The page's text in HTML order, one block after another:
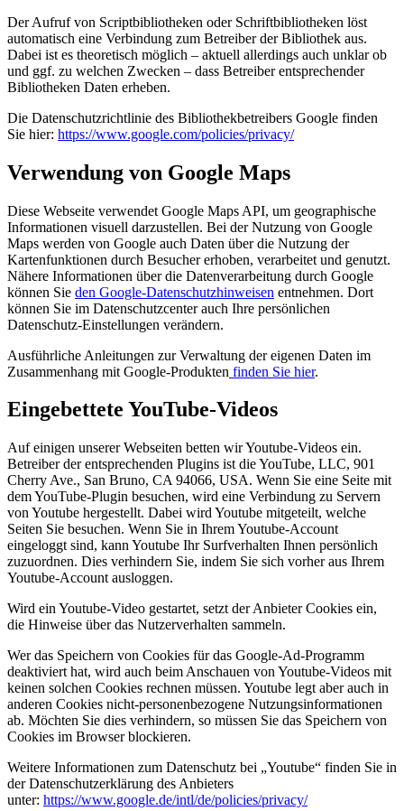
Der Aufruf von Scriptbibliotheken oder Schriftbibliotheken löst
automatisch eine Verbindung zum Betreiber der Bibliothek aus.
Dabei ist es theoretisch möglich – aktuell allerdings auch unklar ob
und ggf. zu welchen Zwecken – dass Betreiber entsprechender
Bibliotheken Daten erheben.
Die Datenschutzrichtlinie des Bibliothekbetreibers Google finden
Sie hier: https://www.google.com/policies/privacy/
Verwendung von Google Maps
Diese Webseite verwendet Google Maps API, um geographische
Informationen visuell darzustellen. Bei der Nutzung von Google
Maps werden von Google auch Daten über die Nutzung der
Kartenfunktionen durch Besucher erhoben, verarbeitet und genutzt.
Nähere Informationen über die Datenverarbeitung durch Google
können Sie den Google-Datenschutzhinweisen entnehmen. Dort
können Sie im Datenschutzcenter auch Ihre persönlichen
Datenschutz-Einstellungen verändern.
Ausführliche Anleitungen zur Verwaltung der eigenen Daten im
Zusammenhang mit Google-Produkten finden Sie hier.
Eingebettete YouTube-Videos
Auf einigen unserer Webseiten betten wir Youtube-Videos ein.
Betreiber der entsprechenden Plugins ist die YouTube, LLC, 901
Cherry Ave., San Bruno, CA 94066, USA. Wenn Sie eine Seite mit
dem YouTube-Plugin besuchen, wird eine Verbindung zu Servern
von Youtube hergestellt. Dabei wird Youtube mitgeteilt, welche
Seiten Sie besuchen. Wenn Sie in Ihrem Youtube-Account
eingeloggt sind, kann Youtube Ihr Surfverhalten Ihnen persönlich
zuzuordnen. Dies verhindern Sie, indem Sie sich vorher aus Ihrem
Youtube-Account ausloggen.
Wird ein Youtube-Video gestartet, setzt der Anbieter Cookies ein,
die Hinweise über das Nutzerverhalten sammeln.
Wer das Speichern von Cookies für das Google-Ad-Programm
deaktiviert hat, wird auch beim Anschauen von Youtube-Videos mit
keinen solchen Cookies rechnen müssen. Youtube legt aber auch in
anderen Cookies nicht-personenbezogene Nutzungsinformationen
ab. Möchten Sie dies verhindern, so müssen Sie das Speichern von
Cookies im Browser blockieren.
Weitere Informationen zum Datenschutz bei „Youtube“ finden Sie in
der Datenschutzerklärung des Anbieters
unter: https://www.google.de/intl/de/policies/privacy/